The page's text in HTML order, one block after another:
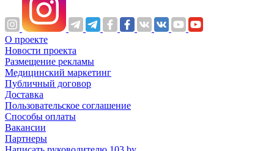
О проекте
Новости проекта
Размещение рекламы
Медицинский маркетинг
Публичный договор
Доставка
Пользовательское соглашение
Способы оплаты
Вакансии
Партнеры